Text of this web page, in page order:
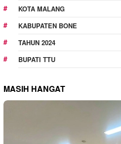
KOTA MALANG
KABUPATEN BONE
TAHUN 2024
BUPATI TTU
MASIH HANGAT